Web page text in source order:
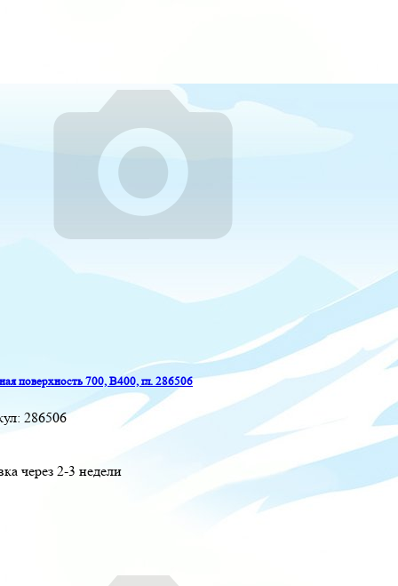
поверхность 700, B400, гл. 286506
286506
через 2-3 недели